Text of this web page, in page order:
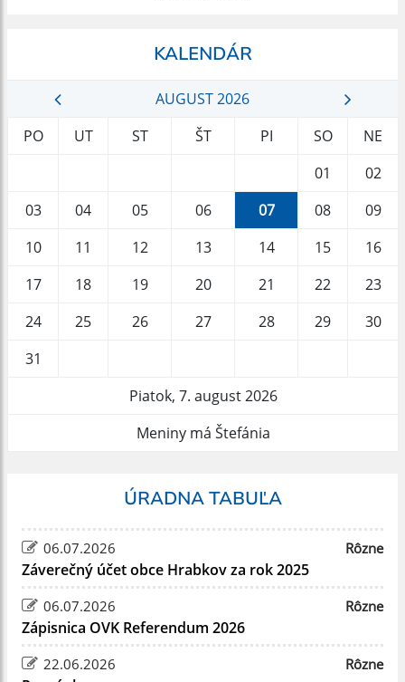
KALENDÁR
AUGUST 2026
PO
UT ST ŠT PI SO
NE
01
02
03
04 05 06 07 08
09
10
11 12 13 14 15
16
17
18 19 20 21 22
23
24
25 26 27 28 29
30
31
Piatok, 7. august 2026
Meniny má Štefánia
ÚRADNA TABUĽA
06.07.2026 Rôzne
Záverečný účet obce Hrabkov za rok 2025
06.07.2026 Rôzne
Zápisnica OVK Referendum 2026
22.06.2026 Rôzne